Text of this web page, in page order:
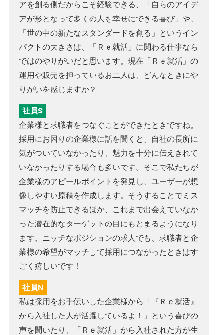
アを創る側だからこそ経験できる、「自らのアイデ
アが形となって多くの人を幸せにできる喜び」や、
「世の中の新たなスタンダードを創る」というイン
パクトの大きさは、「Ｒｅ就活」に関わる仕事なら
ではのやりがいだと思います。現在「Ｒｅ就活」の
運用や販売を担っているお二人は、どんなときにや
りがいを感じますか？
社員S
企業様と求職者をつなぐことができたときですね。
採用にお困りの企業様に話を聞くと、自社の長所に
気がついていなかったり、魅力を十分に伝えきれて
いなかったりする場合も多いです。そこで私たちが
企業様のアピールポイントを発見し、ユーザーが想
像しやすい原稿を作成します。そうすることでミス
マッチを防止できるほか、これまで出会えていなか
った潜在的なターゲットの目にもとまるようになり
ます。ニッチなポジションの求人でも、求職者と企
業様の希望がマッチして採用につながったときはす
ごく嬉しいです！
社員N
私は採用をお手伝いした企業様から「『Ｒｅ就活』
から入社した人が活躍しているよ！」という喜びの
声を聞いたり、「Ｒｅ就活」から入社された方が生